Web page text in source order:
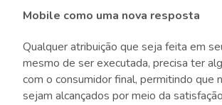
Mobile como uma nova resposta
Qualquer atribuição que seja feita em
mesmo de ser executada, precisa ter
com o consumidor final, permitindo que
sejam alcançados por meio da